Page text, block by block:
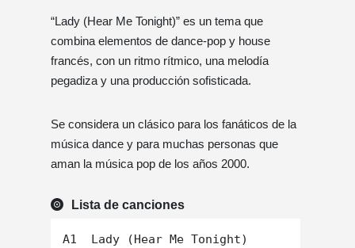
“Lady (Hear Me Tonight)” es un tema que
combina elementos de dance-pop y house
francés, con un ritmo rítmico, una melodía
pegadiza y una producción sofisticada.
Se considera un clásico para los fanáticos de la
música dance y para muchas personas que
aman la música pop de los años 2000.
Lista de canciones
A1  Lady (Hear Me Tonight)